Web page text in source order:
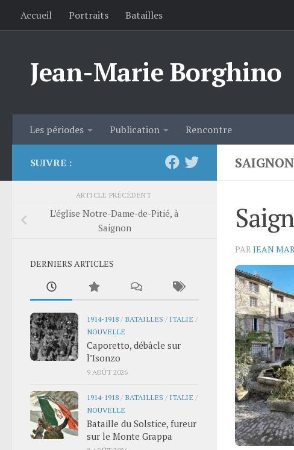
Skip to content
Accueil Portraits Batailles
Jean-Marie Borghino
Les périodes Publication Rencontre
PAR JEAN
SUIVRE :
ARTICLE PRÉCÉDENT
L’église Notre-Dame-de-Pitié, à
Saignon
DERNIERS ARTICLES
1914-1918 / BATAILLES / ITALIE /
NOUVELLE
Caporetto, débâcle sur
l’Isonzo
9 AOÛT 2026
1914-1918 / BATAILLES / ITALIE /
NOUVELLE
Bataille du Solstice, fureur
sur le Monte Grappa